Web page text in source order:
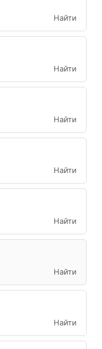
Найти
Найти
Найти
Найти
Найти
Найти
Найти